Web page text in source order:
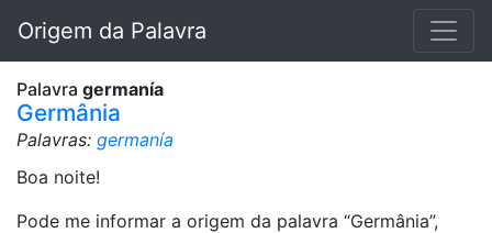
Origem da Palavra
Palavra germanía
Germânia
Palavras: germanía
Boa noite!
Pode me informar a origem da palavra “Germânia”,